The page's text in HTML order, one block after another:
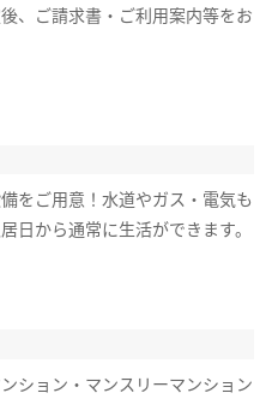
、ご請求書・ご利用案内等をお
をご用意！水道やガス・電気も
日から通常に生活ができます。
ション・マンスリーマンション